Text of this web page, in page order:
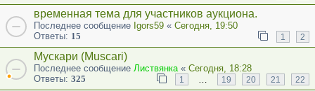
временная тема для участников аукциона.
Последнее сообщение Igors59 « Сегодня, 19:50
Ответы: 15 1 2
Мускари (Muscari)
Последнее сообщение Листвянка « Сегодня, 18:28
Ответы: 325 1 … 19 20 21 22